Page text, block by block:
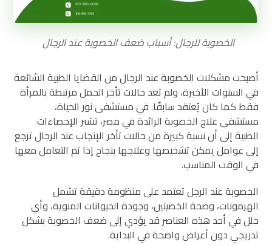
الخصوبة للرجال: أسباب ضعف الخصوبة عند الرجال
أصبحت مشكلات الخصوبة عند الرجال من القضايا الطبية الشائعة
في السنوات الأخيرة، ولم تعد حالات تأخر الحمل مرتبطة بالمرأة
فقط كما كان يُعتقد سابقًا. في مستشفى نور الحياة،
مستشفى علاج الخصوبة الرائدة في مصر، تشير الإحصاءات
الطبية إلى أن نسبة كبيرة من حالات تأخر الإنجاب عند الرجال ترجع
إلى عوامل يمكن تشخيصها وعلاجها بنجاح إذا تم التعامل معها
في الوقت المناسب.
الخصوبة عند الرجل تعتمد على منظومة دقيقة تشمل
الهرمونات، وصحة الخصيتين، وجودة الحيوانات المنوية، وأي
خلل في أحد هذه العناصر قد يؤدي إلى ضعف الخصوبة بشكل
تدريجي دون أعراض واضحة في البداية.